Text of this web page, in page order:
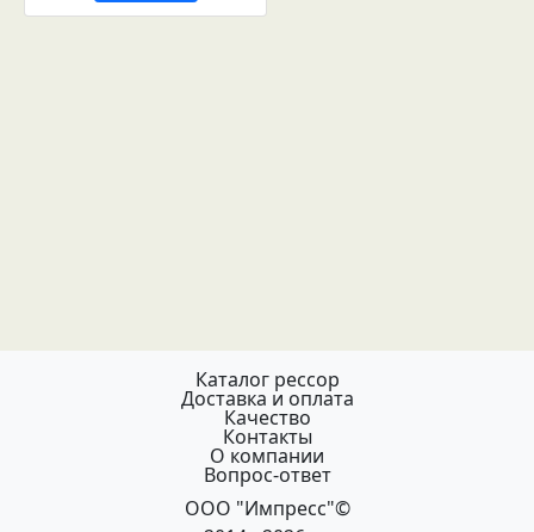
Каталог рессор
Доставка и оплата
Качество
Контакты
О компании
Вопрос-ответ
ООО "Импресс"©